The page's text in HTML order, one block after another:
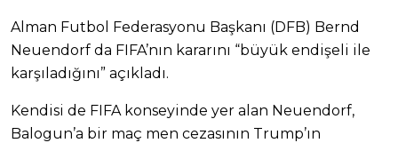
Alman Futbol Federasyonu Başkanı (DFB) Bernd
Neuendorf da FIFA’nın kararını “büyük endişeli ile
karşıladığını” açıkladı.
Kendisi de FIFA konseyinde yer alan Neuendorf,
Balogun’a bir maç men cezasının Trump’ın